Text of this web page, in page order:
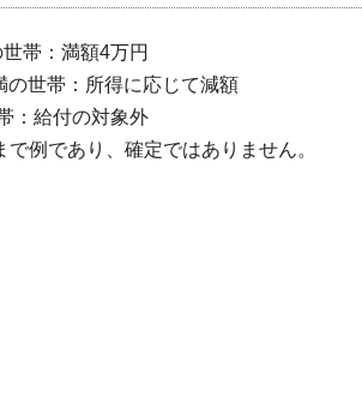
帯：満額4万円
の世帯：所得に応じて減額
：給付の対象外
例であり、確定ではありません。